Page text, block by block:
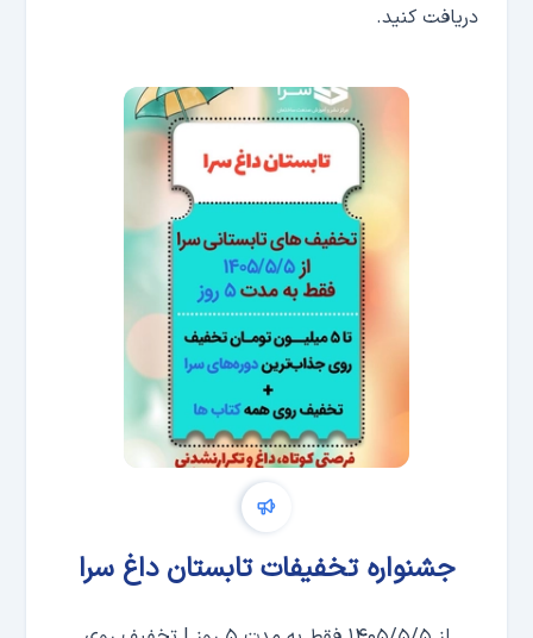
دریافت کنید.
جشنواره تخفیفات تابستان داغ سرا